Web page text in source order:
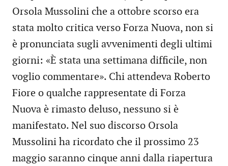
Orsola Mussolini che a ottobre scorso era
stata molto critica verso Forza Nuova, non si
è pronunciata sugli avvenimenti degli ultimi
giorni: «È stata una settimana difficile, non
voglio commentare». Chi attendeva Roberto
Fiore o qualche rappresentate di Forza
Nuova è rimasto deluso, nessuno si è
manifestato. Nel suo discorso Orsola
Mussolini ha ricordato che il prossimo 23
maggio saranno cinque anni dalla riapertura